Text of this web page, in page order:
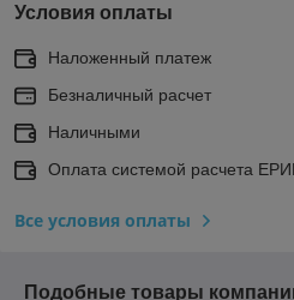
Условия оплаты
Наложенный платеж
Безналичный расчет
Наличными
Оплата системой расчета
Все условия оплаты
Подобные товары